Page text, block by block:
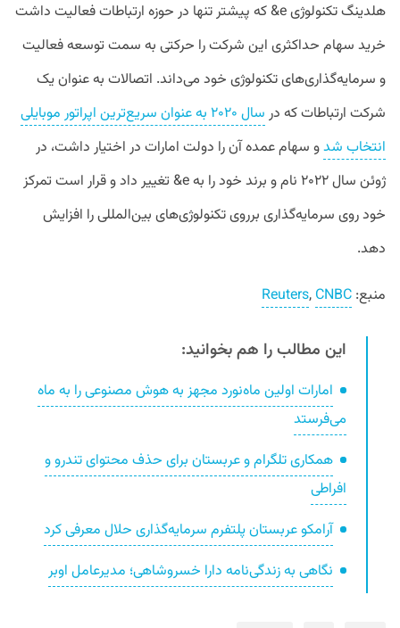
هلدینگ تکنولوژی e& که پیشتر تنها در حوزه ارتباطات فعالیت داشت
خرید سهام حداکثری این شرکت را حرکتی به سمت توسعه فعالیت
و سرمایه‌گذاری‌های تکنولوژی خود می‌داند. اتصالات به عنوان یک
شرکت ارتباطات که در
سال ۲۰۲۰ به عنوان سریع‌ترین اپراتور موبایلی
انتخاب شدو سهام عمده آن را دولت امارات در اختیار داشت، در
ژوئن سال ۲۰۲۲ نام و برند خود را به e& تغییر داد و قرار است تمرکز
خود روی سرمایه‌گذاری برروی تکنولوژی‌های بین‌المللی را افزایش
دهد.
منبع: Reuters, CNBC
این مطالب را هم بخوانید:
امارات اولین ماه‌نورد مجهز به هوش مصنوعی را به ماه
می‌فرستد
همکاری تلگرام و عربستان برای حذف محتوای تندرو و
افراطی
آرامکو عربستان پلتفرم سرمایه‌گذاری حلال معرفی کرد
نگاهی به زندگی‌نامه دارا خسروشاهی؛ مدیرعامل اوبر